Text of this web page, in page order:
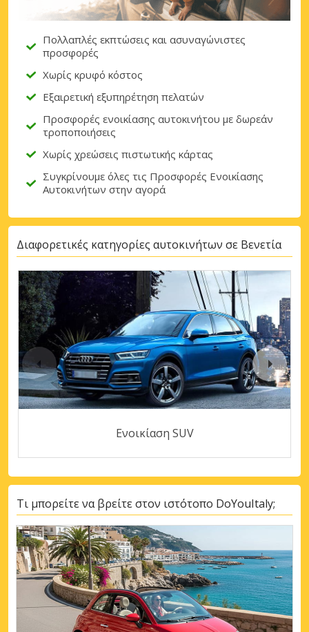
Πολλαπλές εκπτώσεις και ασυναγώνιστες
προσφορές
Χωρίς κρυφό κόστος
Εξαιρετική εξυπηρέτηση πελατών
Προσφορές ενοικίασης αυτοκινήτου με δωρεάν
τροποποιήσεις
Χωρίς χρεώσεις πιστωτικής κάρτας
Συγκρίνουμε όλες τις Προσφορές Ενοικίασης
Αυτοκινήτων στην αγορά
Διαφορετικές κατηγορίες αυτοκινήτων σε Βενετία
Ενοικίαση SUV
Τι μπορείτε να βρείτε στον ιστότοπο DoYouItaly;